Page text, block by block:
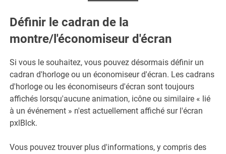
Définir le cadran de la
montre/l'économiseur d'écran
Si vous le souhaitez, vous pouvez désormais définir un
cadran d'horloge ou un économiseur d'écran. Les cadrans
d'horloge ou les économiseurs d'écran sont toujours
affichés lorsqu'aucune animation, icône ou similaire « lié
à un événement » n'est actuellement affiché sur l'écran
pxlBlck.
Vous pouvez trouver plus d'informations, y compris des